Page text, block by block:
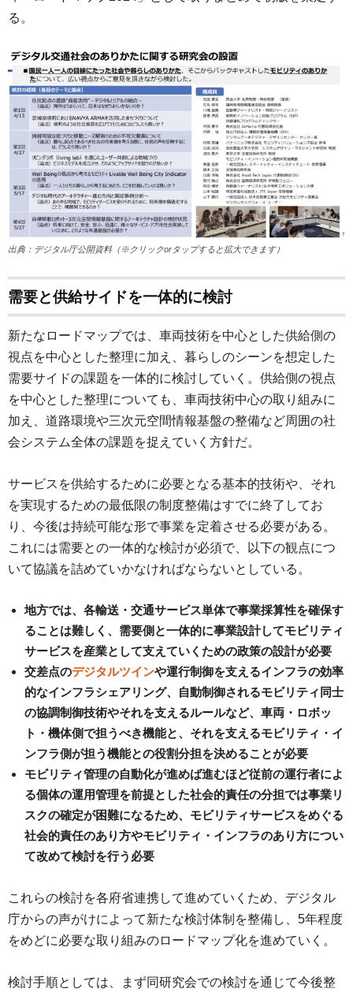
る。
出典：デジタル庁公開資料（※クリックorタップすると拡大できます）
需要と供給サイドを一体的に検討
新たなロードマップでは、車両技術を中心とした供給側の
視点を中心とした整理に加え、暮らしのシーンを想定した
需要サイドの課題を一体的に検討していく。供給側の視点
を中心とした整理についても、車両技術中心の取り組みに
加え、道路環境や三次元空間情報基盤の整備など周囲の社
会システム全体の課題を捉えていく方針だ。
サービスを供給するために必要となる基本的技術や、それ
を実現するための最低限の制度整備はすでに終了してお
り、今後は持続可能な形で事業を定着させる必要がある。
これには需要との一体的な検討が必須で、以下の観点につ
いて協議を詰めていかなければならないとしている。
地方では、各輸送・交通サービス単体で事業採算性を確保す
ることは難しく、需要側と一体的に事業設計してモビリティ
サービスを産業として支えていくための政策の設計が必要
交差点のデジタルツインや運行制御を支えるインフラの効率
的なインフラシェアリング、自動制御されるモビリティ同士
の協調制御技術やそれを支えるルールなど、車両・ロボッ
ト・機体側で担うべき機能と、それを支えるモビリティ・イ
ンフラ側が担う機能との役割分担を決めることが必要
モビリティ管理の自動化が進めば進むほど従前の運行者によ
る個体の運用管理を前提とした社会的責任の分担では事業リ
スクの確定が困難になるため、モビリティサービスをめぐる
社会的責任のあり方やモビリティ・インフラのあり方につい
て改めて検討を行う必要
これらの検討を各府省連携して進めていくため、デジタル
庁からの声がけによって新たな検討体制を整備し、5年程度
をめどに必要な取り組みのロードマップ化を進めていく。
検討手順としては、まず同研究会での検討を通じて今後整